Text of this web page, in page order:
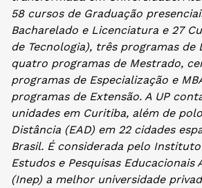
58 cursos de Graduação
Bacharelado e Licenciatura e 27
de Tecnologia), três programas de
quatro programas de Mestrado,
programas de Especialização e
programas de Extensão. A UP
unidades em Curitiba, além de
Distância (EAD) em 22 cidades
Brasil. É considerada pelo
Estudos e Pesquisas Educacionais
(Inep) a melhor universidade